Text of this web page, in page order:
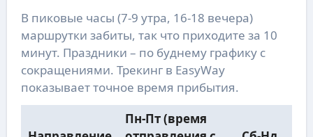
В пиковые часы (7-9 утра, 16-18 вечера)
маршрутки забиты, так что приходите за 10
минут. Праздники – по буднему графику с
сокращениями. Трекинг в EasyWay
показывает точное время прибытия.
Пн-Пт (время